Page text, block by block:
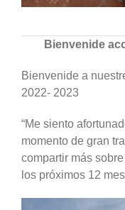
Bienvenide
Bienvenide a
2022- 2023
“Me siento
momento de gran
compartir más
los próximos 12